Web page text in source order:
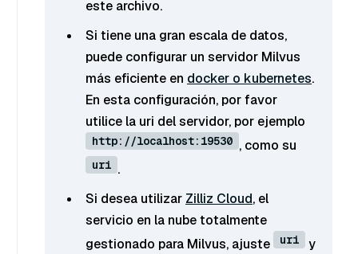
este archivo.
Si tiene una gran escala de datos,
puede configurar un servidor Milvus
más eficiente en docker o kubernetes.
En esta configuración, por favor
utilice la uri del servidor, por ejemplo
http://localhost:19530 , como su
uri .
Si desea utilizar Zilliz Cloud, el
servicio en la nube totalmente
gestionado para Milvus, ajuste
uri y